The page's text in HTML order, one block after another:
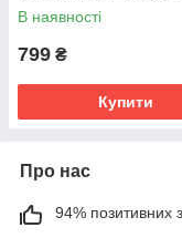
В наявності
799 ₴
Купити
Про нас
94% позитивних з